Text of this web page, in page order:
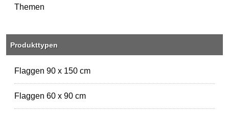
Themen
Produkttypen
Flaggen 90 x 150 cm
Flaggen 60 x 90 cm